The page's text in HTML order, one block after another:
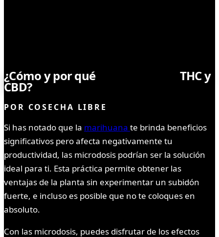
¿Cómo y por qué THC y
CBD?
POR COSECHA LIBRE
Si has notado que la marihuana te brinda beneficios
significativos pero afecta negativamente tu
productividad, las microdosis podrían ser la solución
ideal para ti. Esta práctica permite obtener las
ventajas de la planta sin experimentar un subidón
fuerte, e incluso es posible que no te coloques en
absoluto.
Con las microdosis, puedes disfrutar de los efectos